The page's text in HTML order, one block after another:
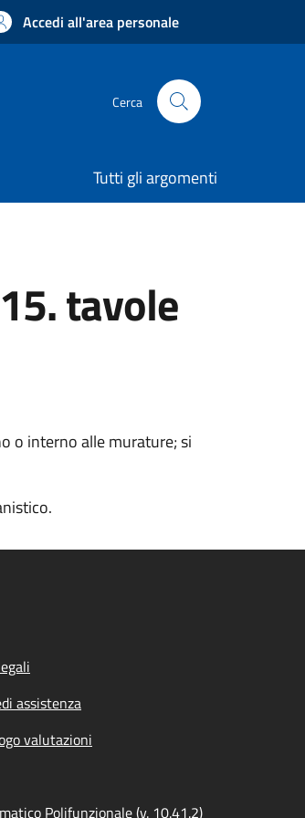
Accedi all'area personale
Cerca
Tutti gli argomenti
tavole
o interno alle murature; si
assistenza
valutazioni
Polifunzionale (v. 10.41.2)